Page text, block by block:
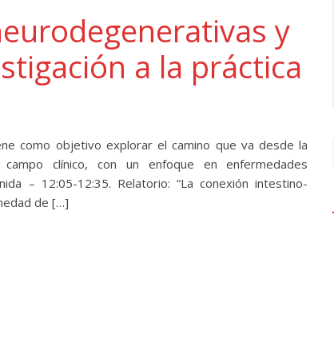
y
a la práctica
como objetivo explorar el camino que va desde la
clínico, con un enfoque en enfermedades
– 12:05-12:35. Relatorio: “La conexión intestino-
de […]